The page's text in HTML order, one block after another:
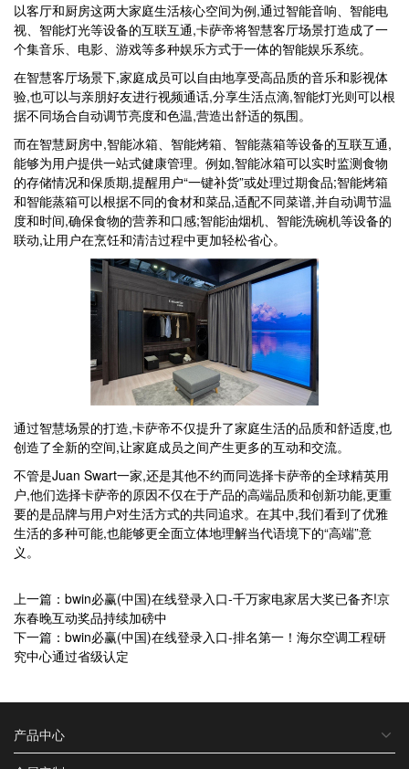
以客厅和厨房这两大家庭生活核心空间为例,通过智能音响、智能电
视、智能灯光等设备的互联互通,卡萨帝将智慧客厅场景打造成了一
个集音乐、电影、游戏等多种娱乐方式于一体的智能娱乐系统。
在智慧客厅场景下,家庭成员可以自由地享受高品质的音乐和影视体
验,也可以与亲朋好友进行视频通话,分享生活点滴,智能灯光则可以根
据不同场合自动调节亮度和色温,营造出舒适的氛围。
而在智慧厨房中,智能冰箱、智能烤箱、智能蒸箱等设备的互联互通,
能够为用户提供一站式健康管理。例如,智能冰箱可以实时监测食物
的存储情况和保质期,提醒用户“一键补货”或处理过期食品;智能烤箱
和智能蒸箱可以根据不同的食材和菜品,适配不同菜谱,并自动调节温
度和时间,确保食物的营养和口感;智能油烟机、智能洗碗机等设备的
联动,让用户在烹饪和清洁过程中更加轻松省心。
通过智慧场景的打造,卡萨帝不仅提升了家庭生活的品质和舒适度,也
创造了全新的空间,让家庭成员之间产生更多的互动和交流。
不管是Juan Swart一家,还是其他不约而同选择卡萨帝的全球精英用
户,他们选择卡萨帝的原因不仅在于产品的高端品质和创新功能,更重
要的是品牌与用户对生活方式的共同追求。在其中,我们看到了优雅
生活的多种可能,也能够更全面立体地理解当代语境下的“高端”意
义。
上一篇：bwin必赢(中国)在线登录入口-千万家电家居大奖已备齐!京
东春晚互动奖品持续加磅中
下一篇：bwin必赢(中国)在线登录入口-排名第一！海尔空调工程研
究中心通过省级认定
产品中心